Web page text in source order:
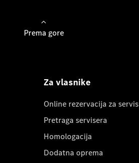
Prema gore
Za vlasnike
Online rezervacija za servis
Pretraga servisera
Homologacija
Dodatna oprema